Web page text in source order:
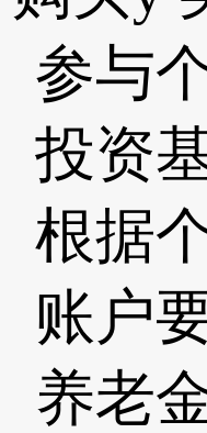
参与
投资
根据
账户
养老